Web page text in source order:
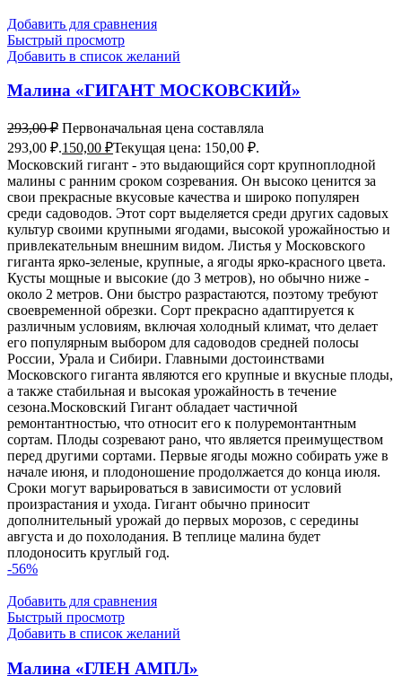
Добавить для сравнения
Быстрый просмотр
Добавить в список желаний
Малина «ГИГАНТ МОСКОВСКИЙ»
293,00₽ Первоначальная цена составляла
293,00 ₽.150,00 ₽Текущая цена: 150,00 ₽.
Московский гигант - это выдающийся сорт крупноплодной
малины с ранним сроком созревания. Он высоко ценится за
свои прекрасные вкусовые качества и широко популярен
среди садоводов. Этот сорт выделяется среди других садовых
культур своими крупными ягодами, высокой урожайностью и
привлекательным внешним видом. Листья у Московского
гиганта ярко-зеленые, крупные, а ягоды ярко-красного цвета.
Кусты мощные и высокие (до 3 метров), но обычно ниже -
около 2 метров. Они быстро разрастаются, поэтому требуют
своевременной обрезки. Сорт прекрасно адаптируется к
различным условиям, включая холодный климат, что делает
его популярным выбором для садоводов средней полосы
России, Урала и Сибири. Главными достоинствами
Московского гиганта являются его крупные и вкусные плоды,
а также стабильная и высокая урожайность в течение
сезона.Московский Гигант обладает частичной
ремонтантностью, что относит его к полуремонтантным
сортам. Плоды созревают рано, что является преимуществом
перед другими сортами. Первые ягоды можно собирать уже в
начале июня, и плодоношение продолжается до конца июля.
Сроки могут варьироваться в зависимости от условий
произрастания и ухода. Гигант обычно приносит
дополнительный урожай до первых морозов, с середины
августа и до похолодания. В теплице малина будет
плодоносить круглый год.
-56%
Добавить для сравнения
Быстрый просмотр
Добавить в список желаний
Малина «ГЛЕН АМПЛ»